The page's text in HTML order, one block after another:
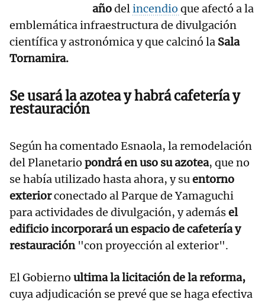
añodelincendio que afectó a la
emblemática infraestructura de divulgación
científica y astronómica y que calcinó la Sala
Tornamira.
Se usará la azotea y habrá cafetería y
restauración
Según ha comentado Esnaola, la remodelación
del Planetario pondrá en uso su azotea, que no
se había utilizado hasta ahora, y suentorno
exteriorconectado al Parque de Yamaguchi
para actividades de divulgación, y ademásel
edificio incorporará un espacio de cafetería y
restauración"con proyección al exterior".
El Gobierno ultima la licitación de la reforma,
cuya adjudicación se prevé que se haga efectiva